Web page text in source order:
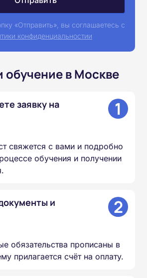
«Отправить», вы соглашаетесь с
конфиденциальностии
обучение в Москве
заявку на
1
свяжется с вами и подробно
обучения и получении
и
2
обязательства прописаны в
прилагается счёт на оплату.